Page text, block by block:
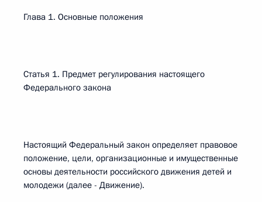
Глава 1. Основные положения
Статья 1. Предмет регулирования настоящего
Федерального закона
Настоящий Федеральный закон определяет правовое
положение, цели, организационные и имущественные
основы деятельности российского движения детей и
молодежи (далее - Движение).